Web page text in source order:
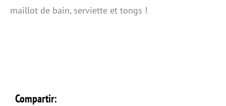
maillot de bain, serviette et tongs !
Compartir: